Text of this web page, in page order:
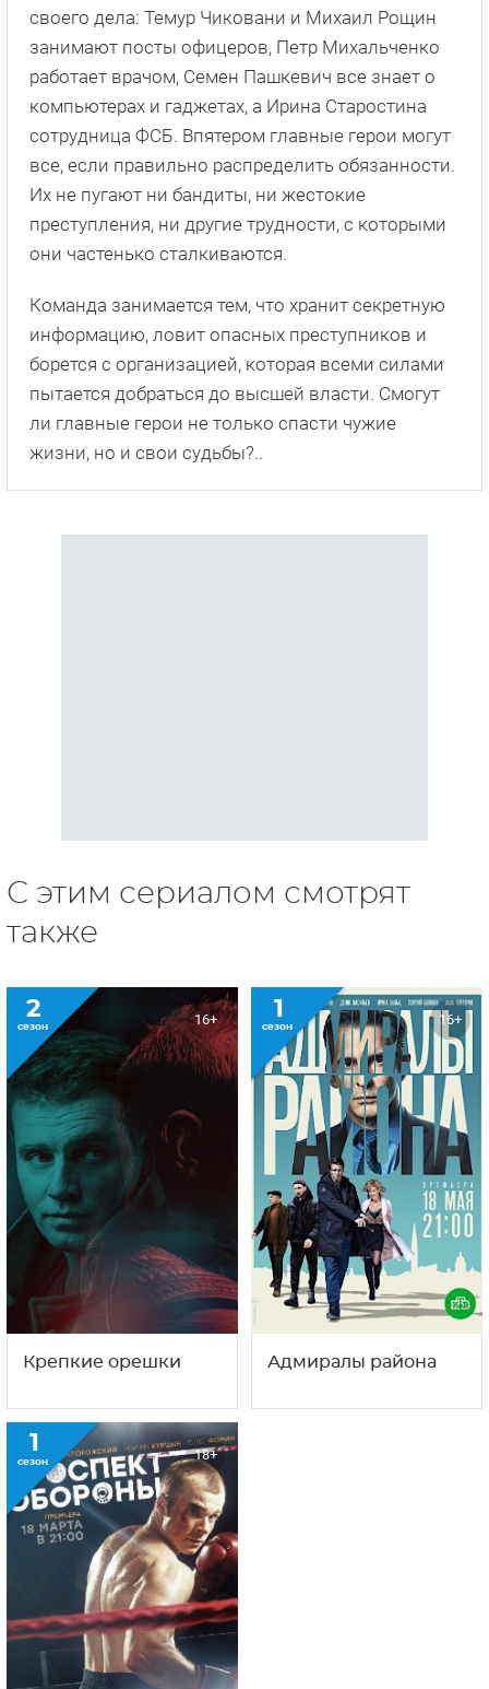
своего дела: Темур Чиковани и Михаил Рощин
занимают посты офицеров, Петр Михальченко
работает врачом, Семен Пашкевич все знает о
компьютерах и гаджетах, а Ирина Старостина
сотрудница ФСБ. Впятером главные герои могут
все, если правильно распределить обязанности.
Их не пугают ни бандиты, ни жестокие
преступления, ни другие трудности, с которыми
они частенько сталкиваются.
Команда занимается тем, что хранит секретную
информацию, ловит опасных преступников и
борется с организацией, которая всеми силами
пытается добраться до высшей власти. Смогут
ли главные герои не только спасти чужие
жизни, но и свои судьбы?..
С этим сериалом смотрят
также
2
сезон 16+
Крепкие орешки
1
сезон 16+
Адмиралы района
1
сезон 18+